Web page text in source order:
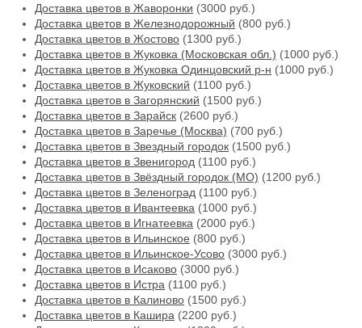
Доставка цветов в Жаворонки (3000 руб.)
Доставка цветов в Железнодорожный (800 руб.)
Доставка цветов в Жостово (1300 руб.)
Доставка цветов в Жуковка (Московская обл.) (1000 руб.)
Доставка цветов в Жуковка Одинцовский р-н (1000 руб.)
Доставка цветов в Жуковский (1100 руб.)
Доставка цветов в Загорянский (1500 руб.)
Доставка цветов в Зарайск (2600 руб.)
Доставка цветов в Заречье (Москва) (700 руб.)
Доставка цветов в Звездный городок (1500 руб.)
Доставка цветов в Звенигород (1100 руб.)
Доставка цветов в Звёздный городок (МО) (1200 руб.)
Доставка цветов в Зеленоград (1100 руб.)
Доставка цветов в Ивантеевка (1000 руб.)
Доставка цветов в Игнатеевка (2000 руб.)
Доставка цветов в Ильинское (800 руб.)
Доставка цветов в Ильинское-Усово (3000 руб.)
Доставка цветов в Исаково (3000 руб.)
Доставка цветов в Истра (1100 руб.)
Доставка цветов в Калиново (1500 руб.)
Доставка цветов в Кашира (2200 руб.)